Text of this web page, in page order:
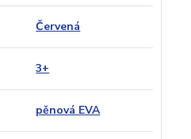
Červená
3+
pěnová EVA